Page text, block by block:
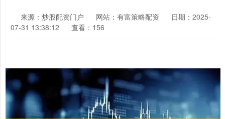
来源：炒股配资门户 网站：有富策略配资
日期：2025-
07-31 13:38:12
查看：156